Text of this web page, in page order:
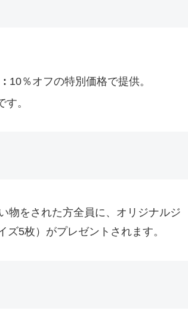
: 10％オフの特別価格で提供。
。
物をされた方全員に、オリジナルジ
5枚）がプレゼントされます。